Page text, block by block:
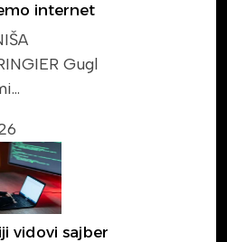
internet
Gugl
vidovi sajber